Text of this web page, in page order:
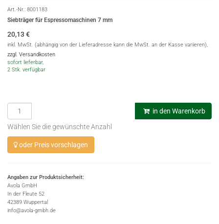
Art.-Nr.: 8001183
Siebträger für Espressomaschinen 7 mm
20,13 €
inkl. MwSt. (abhängig von der Lieferadresse kann die MwSt. an der Kasse variieren),
zzgl. Versandkosten
sofort lieferbar,
2 Stk. verfügbar
in den Warenkorb
Wählen Sie die gewünschte Anzahl
oder Preis vorschlagen
Angaben zur Produktsicherheit:
Avola GmbH
In der Fleute 52
42389 Wuppertal
info@avola-gmbh.de